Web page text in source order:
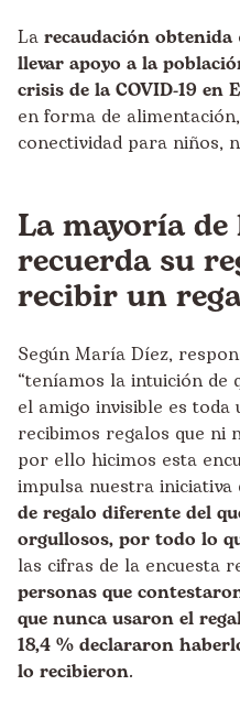
La recaudación obtenida
llevar apoyo a la
crisis de la COVID-19 en
en forma de
conectividad para niños,
La mayoría
recuerda su
recibir un
Según María Díez,
“teníamos la intuición de
el amigo invisible es
recibimos regalos que ni
por ello hicimos esta
impulsa nuestra iniciativa
de regalo diferente del
orgullosos, por todo lo
las cifras de la encuesta
personas que
que nunca usaron el
18,4 % declararon
lo recibieron.